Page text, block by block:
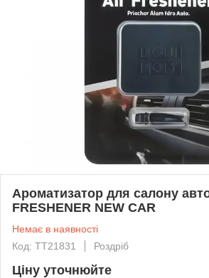
Ароматизатор для салону
FRESHENER NEW CAR
Немає в наявності
Код: TT21831
Роздріб
Ціну уточнюйте